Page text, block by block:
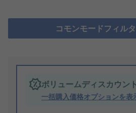
コモンモードフィル
ボリュームディスカウン
一括購入価格オプションを表